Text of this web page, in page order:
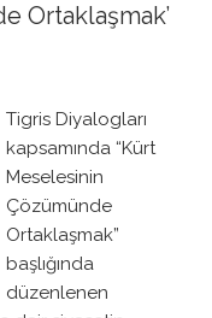
Ortaklaşmak’
Tigris Diyalogları
kapsamında “Kürt
Meselesinin
Çözümünde
Ortaklaşmak”
başlığında
düzenlenen